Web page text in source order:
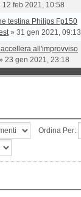
12 feb 2021, 10:58
testina Philips Fp150
» 31 gen 2021, 09:13
all'improvviso
23 gen 2021, 23:18
Ordina Per: